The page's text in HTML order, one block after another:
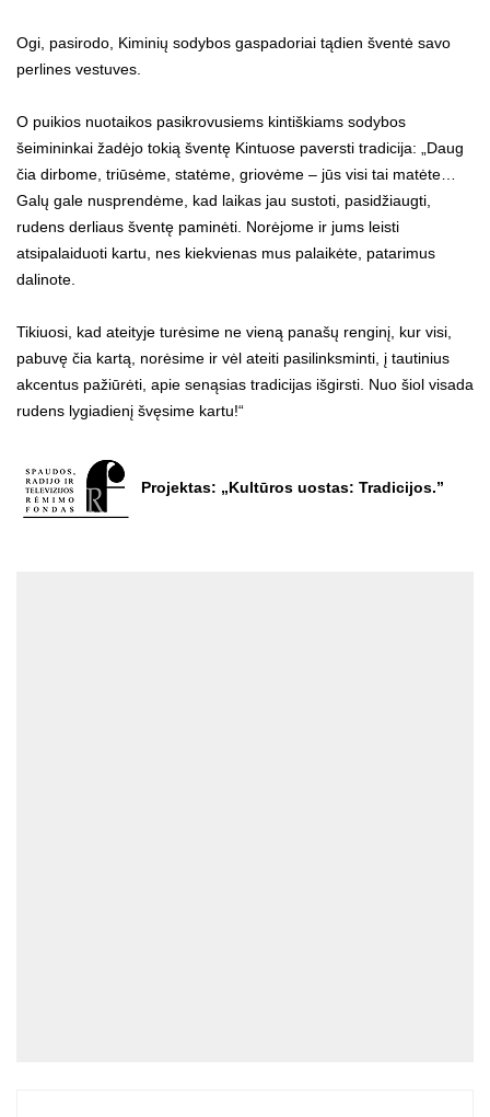
Ogi, pasirodo, Kiminių sodybos gaspadoriai tądien šventė savo
perlines vestuves.
O puikios nuotaikos pasikrovusiems kintiškiams sodybos
šeimininkai žadėjo tokią šventę Kintuose paversti tradicija: „Daug
čia dirbome, triūsėme, statėme, griovėme – jūs visi tai matėte…
Galų gale nusprendėme, kad laikas jau sustoti, pasidžiaugti,
rudens derliaus šventę paminėti. Norėjome ir jums leisti
atsipalaiduoti kartu, nes kiekvienas mus palaikėte, patarimus
dalinote.
Tikiuosi, kad ateityje turėsime ne vieną panašų renginį, kur visi,
pabuvę čia kartą, norėsime ir vėl ateiti pasilinksminti, į tautinius
akcentus pažiūrėti, apie senąsias tradicijas išgirsti. Nuo šiol visada
rudens lygiadienį švęsime kartu!“
Projektas: „Kultūros uostas: Tradicijos.”